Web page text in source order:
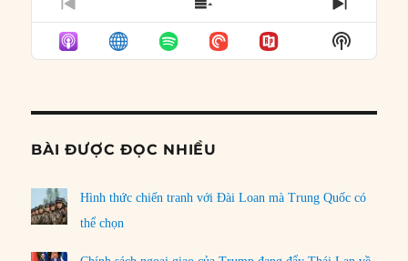
PREVIOUS
EPISODE
SHOW
EPISODES
LIST
NEXT
Show
Podcast
BÀI ĐƯỢC ĐỌC NHIỀU
Hình thức chiến tranh với Đài Loan mà Trung Quốc có
thể chọn